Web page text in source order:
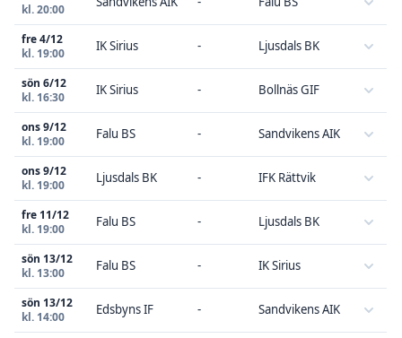
kl. 20:00
fre 4/12
kl. 19:00
IK Sirius - Ljusdals BK
sön 6/12
kl. 16:30
IK Sirius - Bollnäs GIF
ons 9/12
kl. 19:00
Falu BS - Sandvikens AIK
ons 9/12
kl. 19:00
Ljusdals BK - IFK Rättvik
fre 11/12
kl. 19:00
Falu BS - Ljusdals BK
sön 13/12
kl. 13:00
Falu BS - IK Sirius
sön 13/12
kl. 14:00
Edsbyns IF - Sandvikens AIK